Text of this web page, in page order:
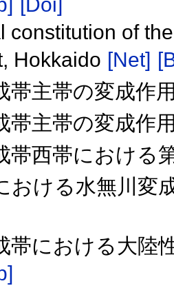
constitution of
Hokkaido [Net]
帯主帯の変成作
帯主帯の変成作
帯西帯における
おける水無川変
帯における大陸